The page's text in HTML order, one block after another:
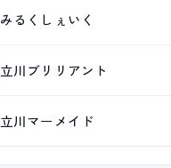
みるくしぇいく
立川ブリリアント
立川マーメイド